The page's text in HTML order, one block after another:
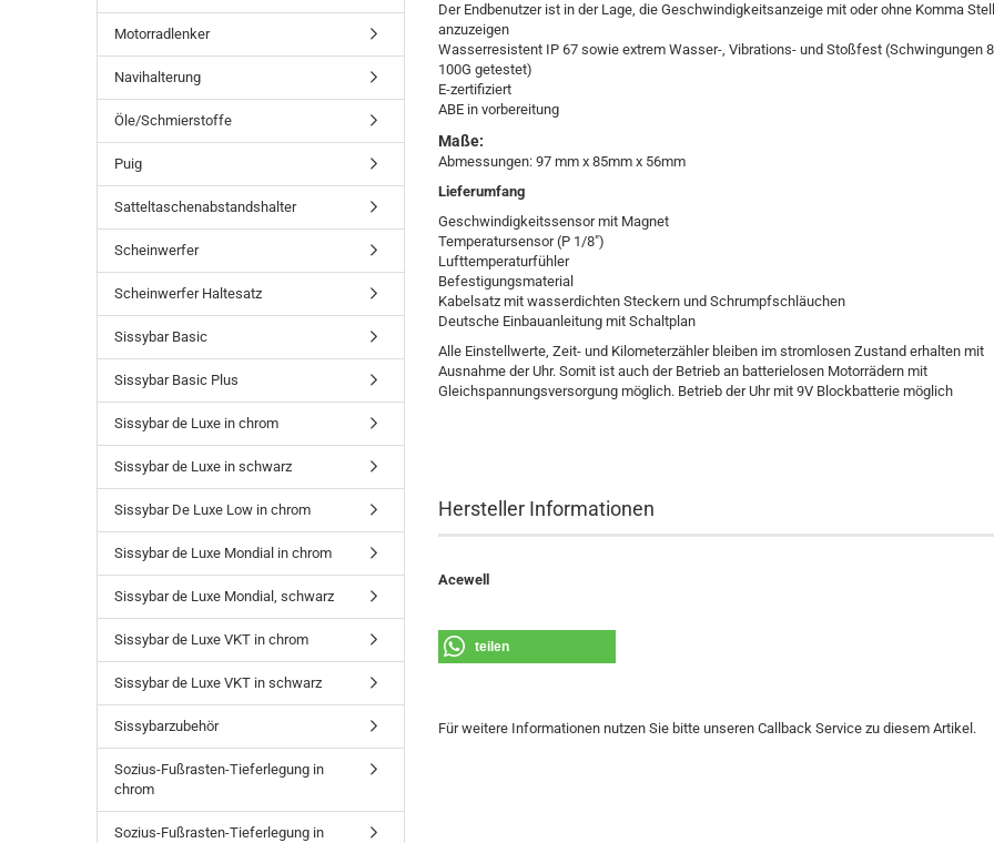
Der Endbenutzer ist in der Lage, die Geschwindigkeitsanzeige mit oder ohne Komma
anzuzeigen
Wasserresistent IP 67 sowie extrem Wasser-, Vibrations- und Stoßfest (Schwingungen
100G getestet)
E-zertifiziert
ABE in vorbereitung
Maße:
Abmessungen: 97 mm x 85mm x 56mm
Lieferumfang
Geschwindigkeitssensor mit Magnet
Temperatursensor (P 1/8")
Lufttemperaturfühler
Befestigungsmaterial
Kabelsatz mit wasserdichten Steckern und Schrumpfschläuchen
Deutsche Einbauanleitung mit Schaltplan
Alle Einstellwerte, Zeit- und Kilometerzähler bleiben im stromlosen Zustand erhalten mit
Ausnahme der Uhr. Somit ist auch der Betrieb an batterielosen Motorrädern mit
Gleichspannungsversorgung möglich. Betrieb der Uhr mit 9V Blockbatterie möglich
Hersteller Informationen
Acewell
teilen
Für weitere Informationen nutzen Sie bitte unseren Callback Service zu diesem Artikel.
Motorradlenker
Navihalterung
Öle/Schmierstoffe
Puig
Satteltaschenabstandshalter
Scheinwerfer
Scheinwerfer Haltesatz
Sissybar Basic
Sissybar Basic Plus
Sissybar de Luxe in chrom
Sissybar de Luxe in schwarz
Sissybar De Luxe Low in chrom
Sissybar de Luxe Mondial in chrom
Sissybar de Luxe Mondial, schwarz
Sissybar de Luxe VKT in chrom
Sissybar de Luxe VKT in schwarz
Sissybarzubehör
Sozius-Fußrasten-Tieferlegung in
chrom
Sozius-Fußrasten-Tieferlegung in